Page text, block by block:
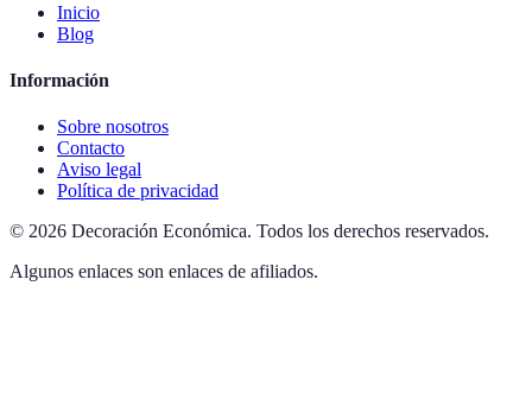
Inicio
Blog
Información
Sobre nosotros
Contacto
Aviso legal
Política de privacidad
© 2026 Decoración Económica. Todos los derechos reservados.
Algunos enlaces son enlaces de afiliados.